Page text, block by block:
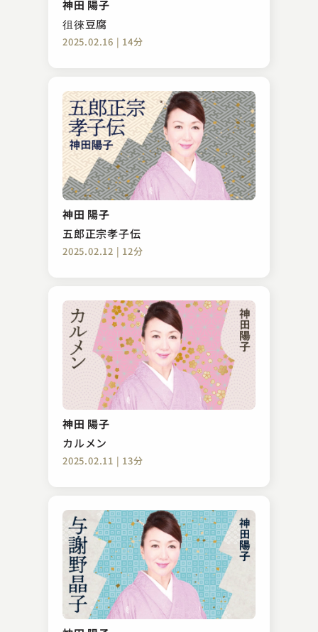
神田 陽子
徂徠豆腐
2025.02.16 | 14分
神田 陽子
五郎正宗孝子伝
2025.02.12 | 12分
神田 陽子
カルメン
2025.02.11 | 13分